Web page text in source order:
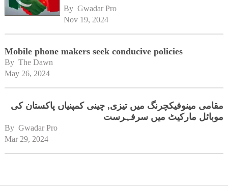
By Gwadar Pro
Nov 19, 2024
Mobile phone makers seek conducive policies
By The Dawn
May 26, 2024
مقامی مینوفیکچرنگ میں تیزی, چینی کمپنیاں پاکستان کی
موبائل مارکیٹ میں سرفہرست
By Gwadar Pro
Mar 29, 2024